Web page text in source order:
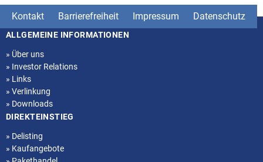
Kontakt Barrierefreiheit Impressum Datenschutz
Seitenstruktur
ALLGEMEINE INFORMATIONEN
» Über uns
» Investor Relations
» Links
» Verlinkung
» Downloads
DIREKTEINSTIEG
» Delisting
» Kaufangebote